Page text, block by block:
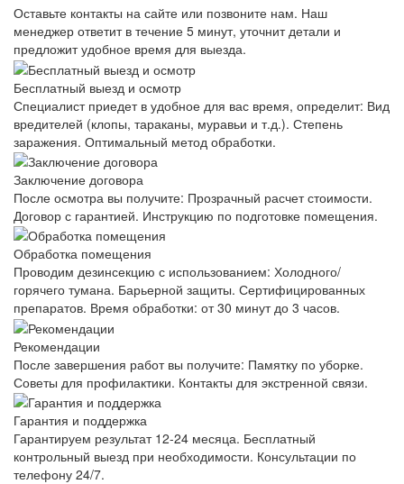
Оставьте контакты на сайте или позвоните нам. Наш
менеджер ответит в течение 5 минут, уточнит детали и
предложит удобное время для выезда.
Бесплатный выезд и осмотр
Специалист приедет в удобное для вас время, определит: Вид
вредителей (клопы, тараканы, муравьи и т.д.). Степень
заражения. Оптимальный метод обработки.
Заключение договора
После осмотра вы получите: Прозрачный расчет стоимости.
Договор с гарантией. Инструкцию по подготовке помещения.
Обработка помещения
Проводим дезинсекцию с использованием: Холодного/
горячего тумана. Барьерной защиты. Сертифицированных
препаратов. Время обработки: от 30 минут до 3 часов.
Рекомендации
После завершения работ вы получите: Памятку по уборке.
Советы для профилактики. Контакты для экстренной связи.
Гарантия и поддержка
Гарантируем результат 12-24 месяца. Бесплатный
контрольный выезд при необходимости. Консультации по
телефону 24/7.